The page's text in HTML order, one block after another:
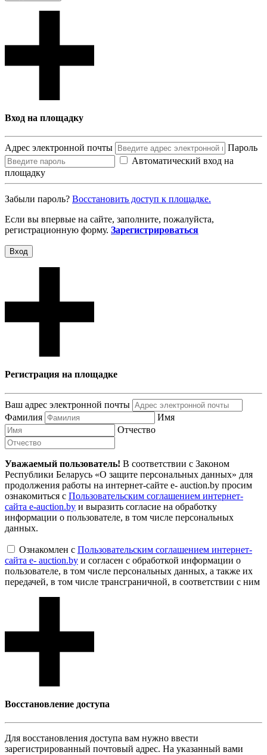
Вход на площадку
Адрес электронной почты
Пароль
Автоматический вход на
площадку
Забыли пароль? Восcтановить доступ к площадке.
Если вы впервые на сайте, заполните, пожалуйста,
регистрационную форму. Зарегистрироваться
Вход
Регистрация на площадке
Ваш адрес электронной почты
Фамилия
Имя
Отчество
Уважаемый пользователь! В соответствии с Законом
Республики Беларусь «О защите персональных данных» для
продолжения работы на интернет-сайте e- auction.by просим
ознакомиться с Пользовательским соглашением интернет-
сайта e-auction.by и выразить согласие на обработку
информации о пользователе, в том числе персональных
данных.
Ознакомлен с Пользовательским соглашением интернет-
сайта e- auction.by и согласен с обработкой информации о
пользователе, в том числе персональных данных, а также их
передачей, в том числе трансграничной, в соответствии с ним
Восcтановление доступа
Для восcтановления доступа вам нужно ввести
зарегистрированный почтовый адрес. На указанный вами